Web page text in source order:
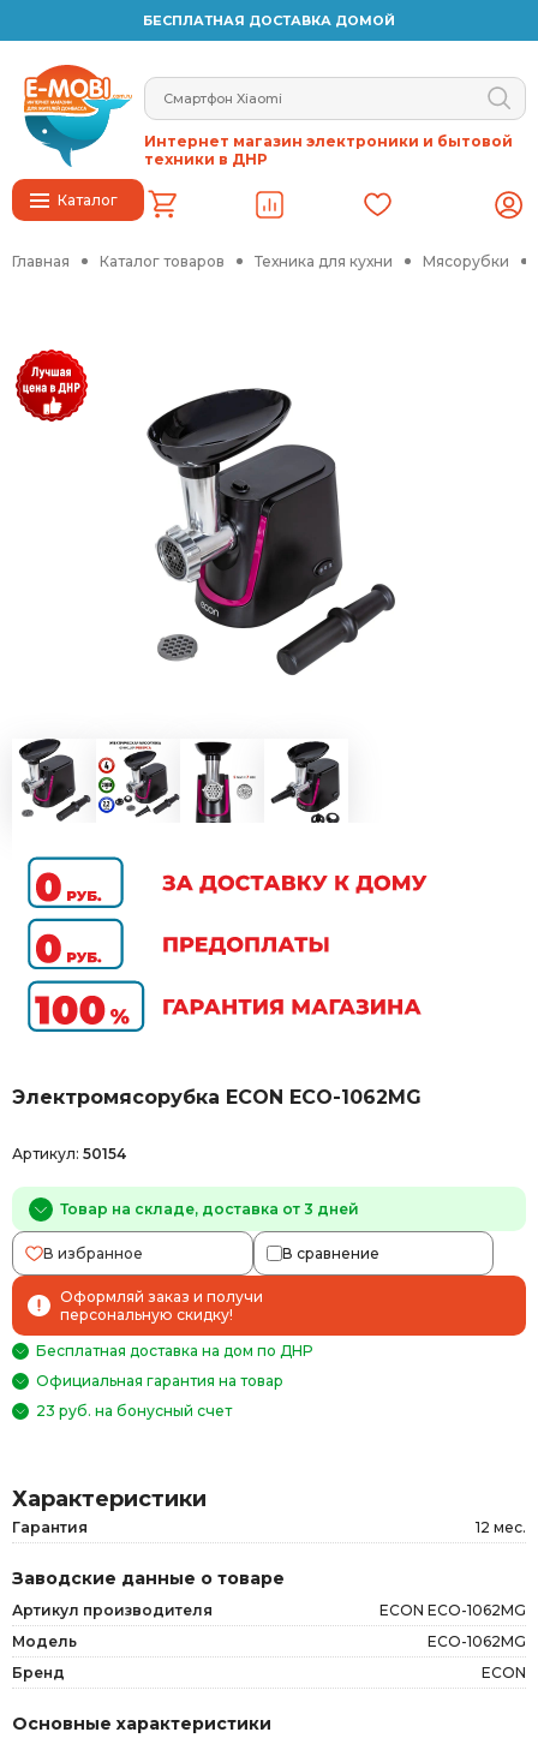
БЕСПЛАТНАЯ ДОСТАВКА ДОМОЙ
Каталог
Интернет магазин электроники и бытовой
техники в ДНР
Главная Каталог товаров Техника для кухни Мясорубки
Электромясорубка ECON ECO-1062MG
Артикул: 50154
Товар на складе, доставка от 3 дней
В избранное В сравнение
Оформляй заказ и получи
персональную скидку!
Бесплатная доставка на дом по ДНР
Официальная гарантия на товар
23 руб. на бонусный счет
Характеристики
Гарантия 12 мес.
Заводские данные о товаре
Артикул производителя
ECON ECO-1062MG
Модель
ECO-1062MG
Бренд
ECON
Основные характеристики